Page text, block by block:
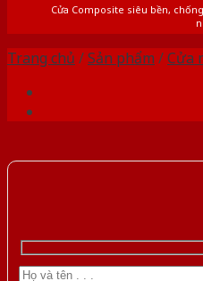
Cửa Composite siêu bền,
Trang chủ /Sản phẩm /Cửa